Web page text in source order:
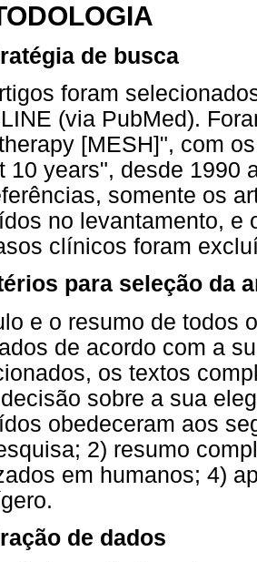
de busca
foram
(via PubMed).
[MESH]", com
10 years", desde 1990
somente os
no levantamento, e
clínicos foram
para seleção da
e o resumo de todos
de acordo com a
os textos
sobre a sua
obedeceram aos
2) resumo
em humanos; 4)
de dados